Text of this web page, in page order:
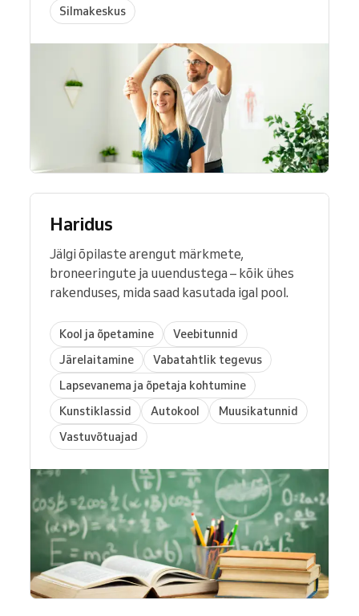
Silmakeskus
Haridus
Jälgi õpilaste arengut märkmete,
broneeringute ja uuendustega – kõik ühes
rakenduses, mida saad kasutada igal pool.
Kool ja õpetamine
Veebitunnid
Järelaitamine
Vabatahtlik tegevus
Lapsevanema ja õpetaja kohtumine
Kunstiklassid
Autokool
Muusikatunnid
Vastuvõtuajad